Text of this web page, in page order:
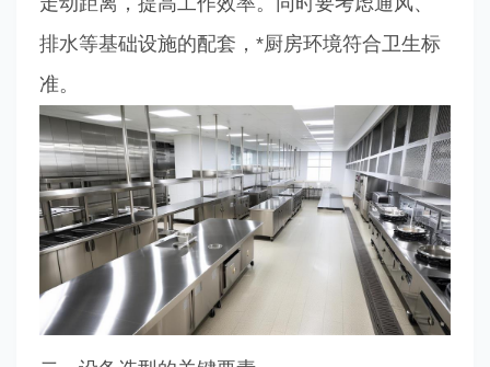
排水等基础设施的配套，*厨房环境符合卫生标
准。